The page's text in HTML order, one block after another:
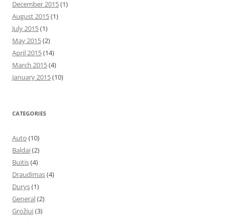
December 2015(1)
August 2015(1)
July 2015(1)
May 2015(2)
April 2015(14)
March 2015(4)
January 2015(10)
CATEGORIES
Auto (10)
Baldai(2)
Buitis(4)
Draudimas(4)
Durys(1)
General(2)
Grožiui(3)